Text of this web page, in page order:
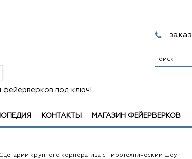
фейерверков под ключ!
КОНТАКТЫ МАГАЗИН ФЕЙЕРВЕРКОВ
крупного корпоратива с пиротехническим шоу